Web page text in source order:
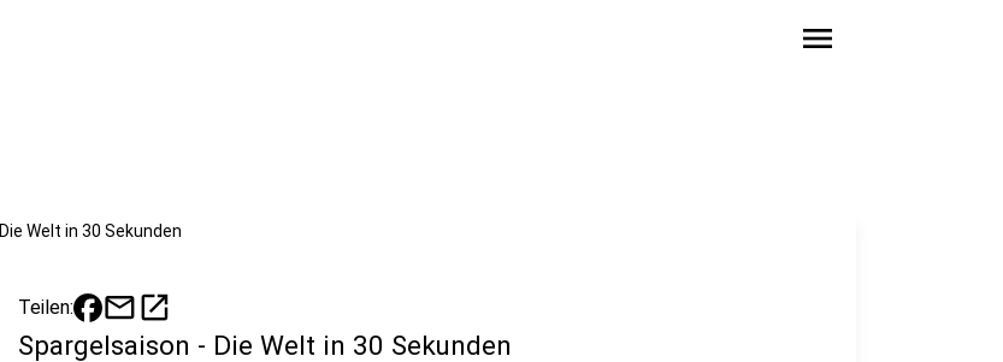
menu
Die Welt in 30 Sekunden
Teilen: mailopen_in_new
Spargelsaison - Die Welt in 30 Sekunden